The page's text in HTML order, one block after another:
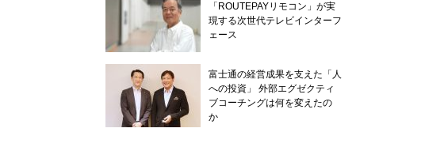
「ROUTEPAYリモコン」が実
現する次世代テレビインターフ
ェース
富士通の経営成果を支えた「人
への投資」 外部エグゼクティ
ブコーチングは何を変えたの
か